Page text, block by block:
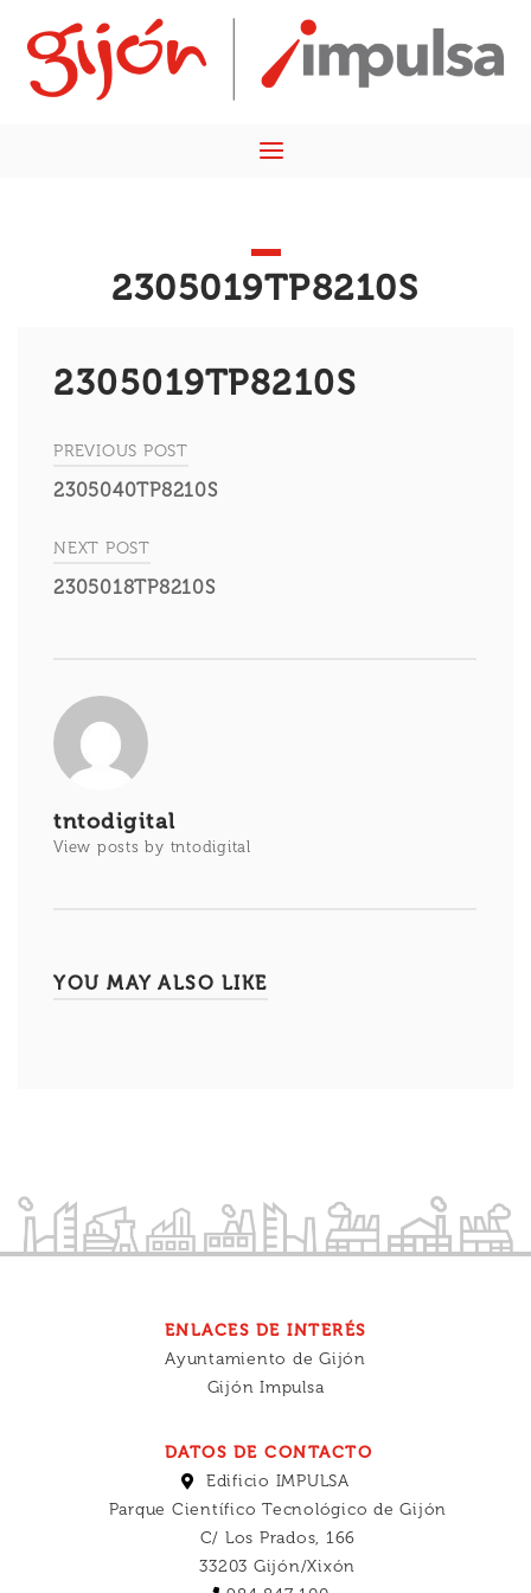
content
Home
Menu
2305019TP8210S
2305019TP8210S
Navegación
entradas
PREVIOUS POST
2305040TP8210S
NEXT POST
2305018TP8210S
tntodigital
View posts by tntodigital
YOU MAY ALSO LIKE
ENLACES DE INTERÉS
Ayuntamiento de Gijón
Gijón Impulsa
DATOS DE CONTACTO
Edificio IMPULSA
Parque Científico Tecnológico de Gijón
C/ Los Prados, 166
33203 Gijón/Xixón